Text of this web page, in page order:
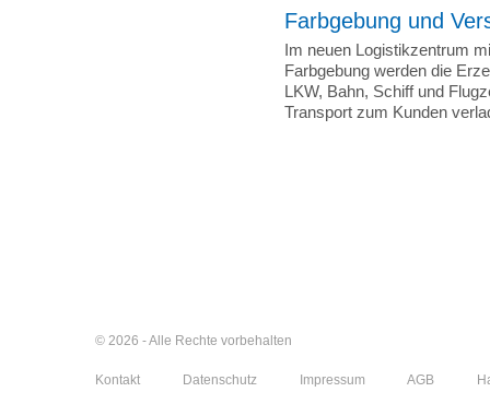
Farbgebung und
Im neuen Logistikzentrum
Farbgebung werden die
LKW, Bahn, Schiff und
Transport zum Kunden
© 2026 - Alle Rechte vorbehalten
Kontakt Datenschutz Impressum AGB